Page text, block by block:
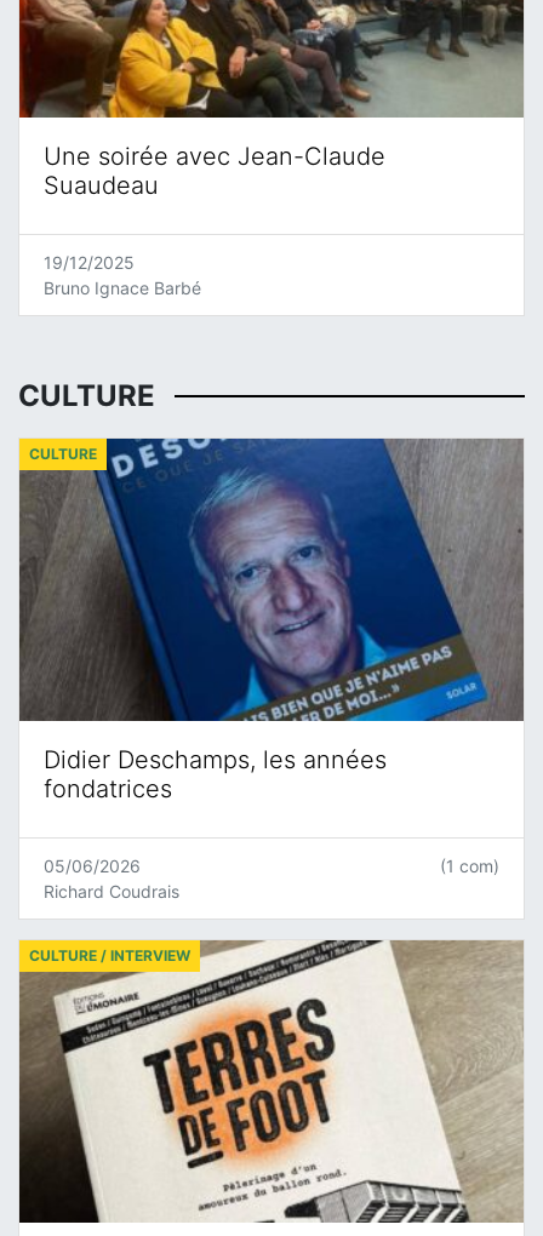
Une soirée avec Jean-Claude
Suaudeau
19/12/2025
Bruno Ignace Barbé
CULTURE
Didier Deschamps, les années
fondatrices
CULTURE
05/06/2026
Richard Coudrais
(1 com)
CULTURE / INTERVIEW